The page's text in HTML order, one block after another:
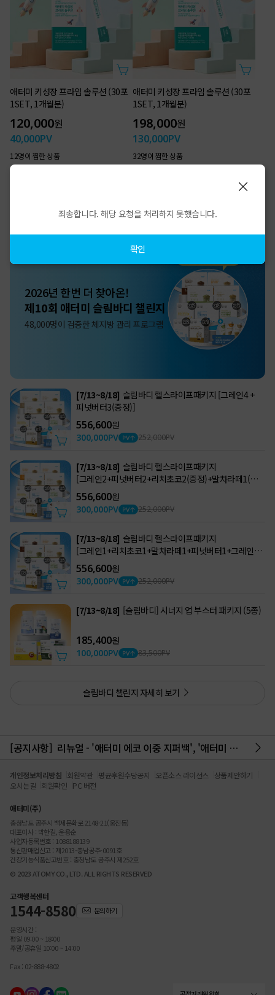
애터미 키성장 프라임 솔루션 (30포
1SET, 1개월분)
120,000원
40,000PV
12명이 찜한 상품
애터미 키성장 프라임 솔루션 (30포
1SET, 1개월분)
198,000원
130,000PV
32명이 찜한 상품
더보기
2026년 한번 더 찾아온!
제10회 애터미 슬림바디 챌린지
48,000명이 검증한 체지방 관리 프로그램
[7/13~8/18] 슬림바디 헬스라이프패키지 [그레인4 +
피넛버터3(증정)]
556,600원
300,000PV 252,000PV
[7/13~8/18] 슬림바디 헬스라이프패키지
[그레인2+피넛버터2+리치초코2(증정)+말차라떼1(증정
)]
556,600원
300,000PV 252,000PV
[7/13~8/18] 슬림바디 헬스라이프패키지
[그레인1+리치초코1+말차라떼1+피넛버터1+그레인3(
증정)]
556,600원
300,000PV 252,000PV
[7/13~8/18] [슬림바디] 시너지 업 부스터 패키지 (5종)
185,400원
100,000PV 83,500PV
슬림바디 챌린지 자세히 보기
[공지사항] 리뉴얼 - '애터미 에코 이중 지퍼백', '애터미 에코 위생백(중)', '에코 시리즈' 리뉴얼 안내
개인정보처리방침 회원약관 평균후원수당공지 오픈소스 라이선스
상품제안하기
오시는길 회원확인 PC 버전
애터미(주)
충청남도 공주시 백제문화로 2148-21(웅진동)
대표이사 : 박한길, 윤용순
사업자등록번호 : 1088188139
통신판매업신고 : 제2013-충남공주-0091호
건강기능식품신고번호 : 충청남도 공주시 제252호
© 2023 ATOMY CO., LTD. ALL RIGHTS RESERVED
고객행복센터
1544-8580
문의하기
운영시간 :
평일 09:00 ~ 18:00
주말/공휴일 10:00 ~ 14:00
Fax : 02-888-4802
죄송합니다. 해당 요청을 처리하지 못했습니다.
확인